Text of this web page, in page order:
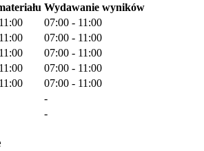
Wydawanie wyników
07:00 - 11:00
07:00 - 11:00
07:00 - 11:00
07:00 - 11:00
07:00 - 11:00
-
-